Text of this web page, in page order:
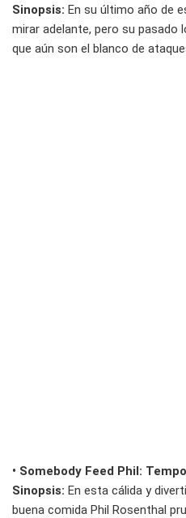
Sinopsis: En su último año de
mirar adelante, pero su pasado
que aún son el blanco de
• Somebody Feed Phil:
Sinopsis: En esta cálida y
buena comida Phil Rosenthal